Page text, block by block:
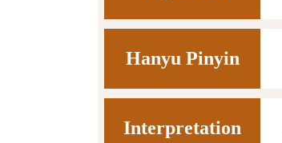
Hanyu Pinyin
Interpretation